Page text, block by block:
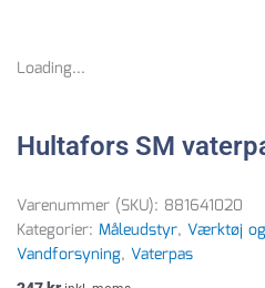
Loading...
Hultafors SM
Varenummer (SKU): 881641020
Kategorier: Måleudstyr, Værktøj
Vandforsyning, Vaterpas